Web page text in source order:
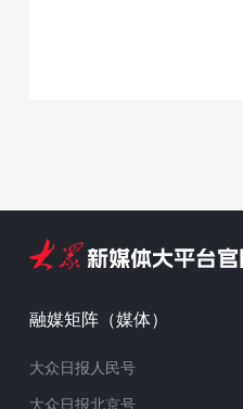
融媒矩阵（媒体）
大众日报人民号
大众日报北京号